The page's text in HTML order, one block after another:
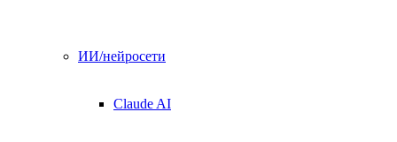
ИИ/нейросети
Claude AI